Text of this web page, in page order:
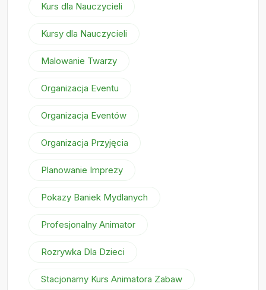
Kurs dla Nauczycieli
Kursy dla Nauczycieli
Malowanie Twarzy
Organizacja Eventu
Organizacja Eventów
Organizacja Przyjęcia
Planowanie Imprezy
Pokazy Baniek Mydlanych
Profesjonalny Animator
Rozrywka Dla Dzieci
Stacjonarny Kurs Animatora Zabaw